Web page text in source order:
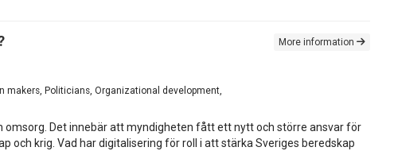
makers, Politicians, Organizational development,
More information
Det innebär att myndigheten fått ett nytt och större ansvar för
och krig. Vad har digitalisering för roll i att stärka Sveriges beredskap